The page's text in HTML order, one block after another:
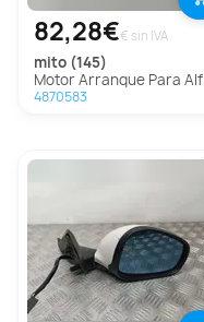
82,28€€ sin IVA
mito (145)
Motor Arranque Para Alfa Romeo Mito
4870583